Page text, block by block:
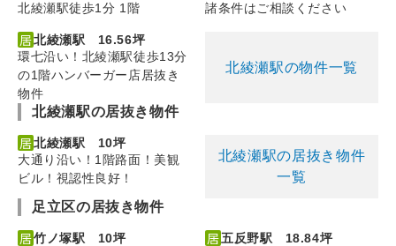
北綾瀬駅徒歩1分 1階
諸条件はご相談ください
北綾瀬駅 16.56坪
環七沿い！北綾瀬駅徒歩13分
の1階ハンバーガー店居抜き
物件
北綾瀬駅の物件一覧
北綾瀬駅の居抜き物件
北綾瀬駅 10坪
大通り沿い！1階路面！美観
ビル！視認性良好！
北綾瀬駅の居抜き物件
一覧
足立区の居抜き物件
竹ノ塚駅 10坪
五反野駅 18.84坪